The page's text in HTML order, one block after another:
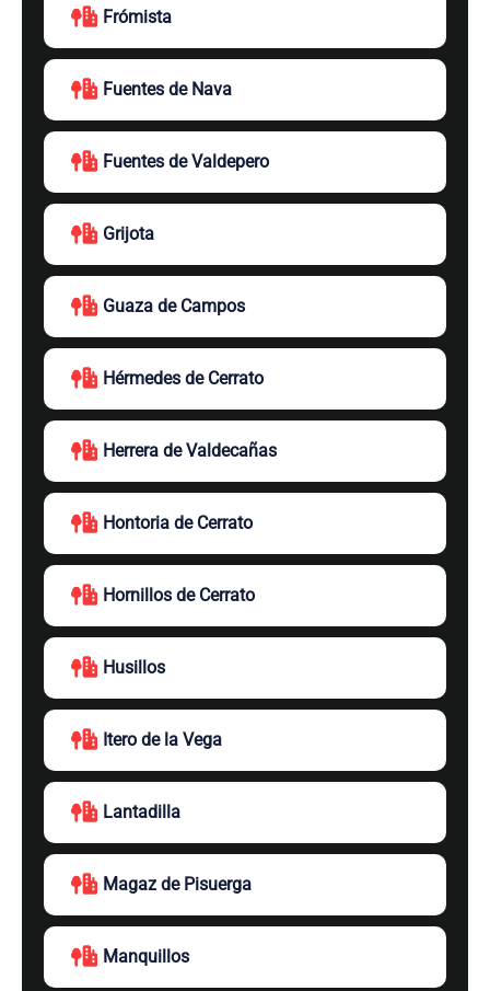
Frómista
Fuentes de Nava
Fuentes de Valdepero
Grijota
Guaza de Campos
Hérmedes de Cerrato
Herrera de Valdecañas
Hontoria de Cerrato
Hornillos de Cerrato
Husillos
Itero de la Vega
Lantadilla
Magaz de Pisuerga
Manquillos